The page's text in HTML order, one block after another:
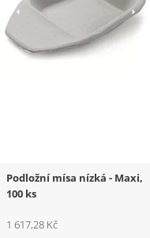
Podložní mísa nízká - Maxi,
100 ks
1 617,28 Kč